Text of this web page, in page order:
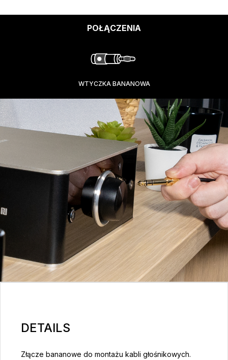
POŁĄCZENIA
WTYCZKA BANANOWA
DETAILS
Złącze bananowe do montażu kabli głośnikowych.